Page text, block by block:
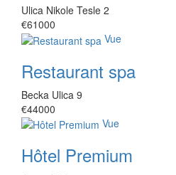
Ulica Nikole Tesle 2
€61000
Vue
Restaurant spa
Becka Ulica 9
€44000
Vue
Hôtel Premium